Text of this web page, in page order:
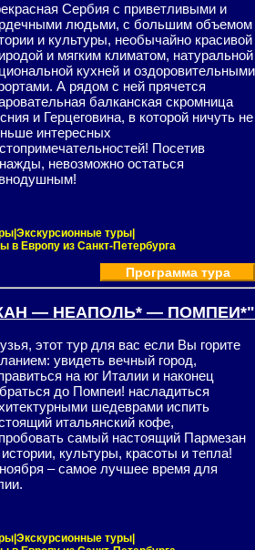
Сербия с приветливыми и
людьми, с большим объемом
и культуры, необычайно красивой
и мягким климатом, натуральной
кухней и оздоровительными
А рядом с ней прячется
балканская скромница
и Герцеговина, в которой ничуть не
интересных
Посетив
невозможно остаться
туры|
в Европу из Санкт-Петербурга
Программа тура
— НЕАПОЛЬ* — ПОМПЕИ*"
этот тур для вас если Вы горите
увидеть вечный город,
на юг Италии и наконец
до Помпеи! насладиться
шедеврами испить
итальянский кофе,
самый настоящий Пармезан
культуры, красоты и тепла!
– самое лучшее время для
туры|